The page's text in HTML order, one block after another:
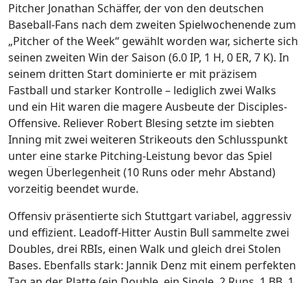
Pitcher Jonathan Schäffer, der von den deutschen
Baseball-Fans nach dem zweiten Spielwochenende zum
„Pitcher of the Week“ gewählt worden war, sicherte sich
seinen zweiten Win der Saison (6.0 IP, 1 H, 0 ER, 7 K). In
seinem dritten Start dominierte er mit präzisem
Fastball und starker Kontrolle – lediglich zwei Walks
und ein Hit waren die magere Ausbeute der Disciples-
Offensive. Reliever Robert Blesing setzte im siebten
Inning mit zwei weiteren Strikeouts den Schlusspunkt
unter eine starke Pitching-Leistung bevor das Spiel
wegen Überlegenheit (10 Runs oder mehr Abstand)
vorzeitig beendet wurde.
Offensiv präsentierte sich Stuttgart variabel, aggressiv
und effizient. Leadoff-Hitter Austin Bull sammelte zwei
Doubles, drei RBIs, einen Walk und gleich drei Stolen
Bases. Ebenfalls stark: Jannik Denz mit einem perfekten